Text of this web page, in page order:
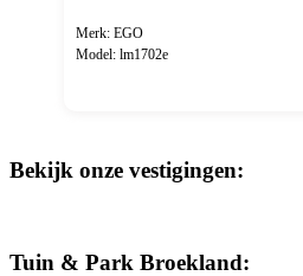
Merk: EGO
Model: lm1702e
Bekijk onze vestigingen:
Tuin & Park Broekland: